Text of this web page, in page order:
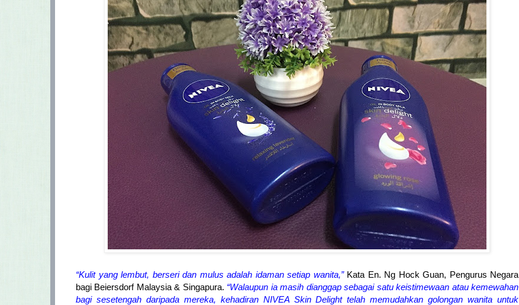
“Kulit yang lembut, berseri dan mulus adalah idaman setiap wanita,”Kata En. Ng Hock Guan, Pengurus Negara
bagi Beiersdorf Malaysia & Singapura. “Walaupun ia masih dianggap sebagai satu keistimewaan atau kemewahan
bagi sesetengah daripada mereka, kehadiran NIVEA Skin Delight telah memudahkan golongan wanita untuk